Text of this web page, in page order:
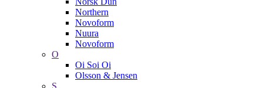
Northern
Novoform
Nuura
Novoform
O
Oi Soi Oi
Olsson & Jensen
S